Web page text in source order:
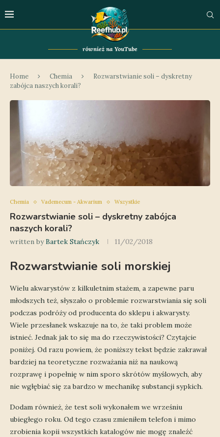
również na YouTube
Home Chemia
Rozwarstwianie soli – dyskretny
zabójca naszych korali?
Chemia Vademecum - Akwarium Wszystkie
Rozwarstwianie soli – dyskretny zabójca
naszych korali?
written byBartek Stańczyk 11/02/2018
Rozwarstwianie soli morskiej
Wielu akwarystów z kilkuletnim stażem, a zapewne paru
młodszych też, słyszało o problemie rozwarstwiania się soli
podczas podróży od producenta do sklepu i akwarysty.
Wiele przesłanek wskazuje na to, że taki problem może
istnieć. Jednak jak to się ma do rzeczywistości? Czytajcie
poniżej. Od razu powiem, że poniższy tekst będzie zakrawał
bardziej na teoretyczne rozważania niż na naukową
rozprawę i popełnię w nim sporo skrótów myślowych, aby
nie wgłębiać się za bardzo w mechanikę substancji sypkich.
Dodam również, że test soli wykonałem we wrześniu
ubiegłego roku. Od tego czasu zmieniłem telefon i mimo
zrobienia kopii wszystkich katalogów nie mogę znaleźć